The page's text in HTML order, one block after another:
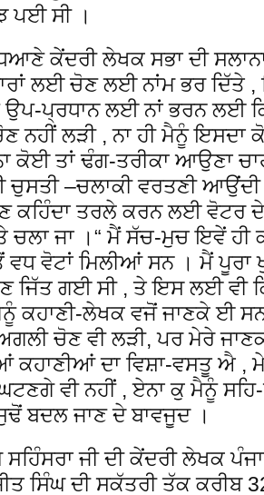
ਪਈ ਸੀ ।
ਕੇਂਦਰੀ ਲੇਖਕ ਸਭਾ ਦੀ
ਲਈ ਚੋਣ ਲਈ ਨਾਂਮ ਭਰ ਦਿੱਤੇ ,
ਪ੍ਰਧਾਨ ਲਈ ਨਾਂ ਭਰਨ ਲਈ
ਨਹੀਂ ਲੜੀ , ਨਾ ਹੀ ਮੈਨੂੰ
ਤਾਂ ਢੰਗ-ਤਰੀਕਾ ਆਉਣਾ
–ਚਲਾਕੀ ਵਰਤਣੀ
ਕਹਿੰਦਾ ਤਰਲੇ ਕਰਨ ਲਈ ਵੋਟਰ
ਜਾ ।“ ਮੈਂ ਸੱਚ-ਮੁਚ ਇਵੇਂ ਹੀ
ਵਧ ਵੋਟਾਂ ਮਿਲੀਆਂ ਸਨ । ਮੈਂ
ਜਿੱਤ ਗਈ ਸੀ , ਤੇ ਇਸ ਲਈ ਵੀ
ਕਹਾਣੀ-ਲੇਖਕ ਵਜੋਂ ਜਾਣਕੇ ਈ
ਚੋਣ ਵੀ ਲੜੀ, ਪਰ ਮੇਰੇ
ਕਹਾਣੀਆਂ ਦਾ ਵਿਸ਼ਾ-ਵਸਤੂ ਐ ,
ਵੀ ਨਹੀਂ , ਏਨਾ ਕੁ ਮੈਨੂੰ
ਬਦਲ ਜਾਣ ਦੇ ਬਾਵਜੂਦ ।
ਜੀ ਦੀ ਕੇਂਦਰੀ ਲੇਖਕ
ਸਿੰਘ ਦੀ ਸਕੱਤਰੀ ਤੱਕ ਕਰੀਬ